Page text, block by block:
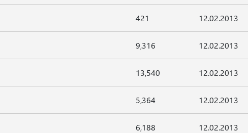
421 12.02.2013
9,316 12.02.2013
13,540 12.02.2013
5,364 12.02.2013
6,188 12.02.2013